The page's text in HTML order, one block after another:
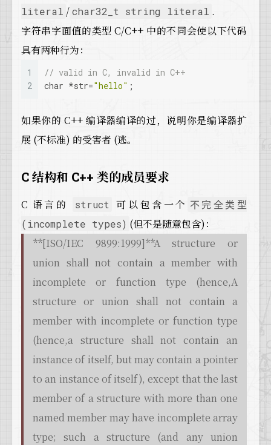
literal /char32_t string literal .
字符串字面值的类型 C/C++ 中的不同会使以下代码
具有两种行为：
1
2
// valid in C, invalid in C++
char *str="hello" ;
如果你的 C++ 编译器编译的过，说明你是编译器扩
展 (不标准) 的受害者 (逃。
C 结构和 C++ 类的成员要求
C 语言的 struct 可以包含一个 不完全类型
(incomplete types) (但不是随意包含)：
**[ISO/IEC 9899:1999]**A structure or
union shall not contain a member with
incomplete or function type (hence,A
structure or union shall not contain a
member with incomplete or function type
(hence,a structure shall not contain an
instance of itself, but may contain a pointer
to an instance of itself), except that the last
member of a structure with more than one
named member may have incomplete array
type; such a structure (and any union